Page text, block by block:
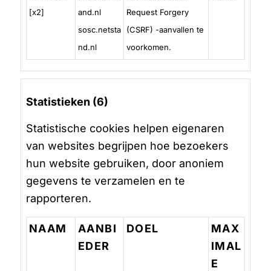
[x2]
and.nl
sosc.netsta
nd.nl
Request Forgery
(CSRF) -aanvallen te
voorkomen.
Statistieken (6)
Statistische cookies helpen eigenaren
van websites begrijpen hoe bezoekers
hun website gebruiken, door anoniem
gegevens te verzamelen en te
rapporteren.
NAAM
AANBI
EDER
DOEL
MAX
IMAL
E